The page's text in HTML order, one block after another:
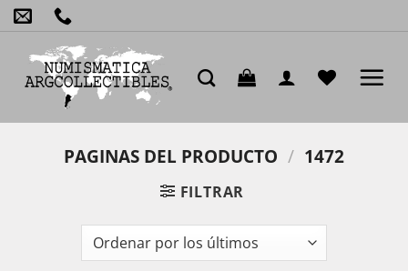
Saltar
al
contenido
PAGINAS DEL PRODUCTO / 1472
FILTRAR